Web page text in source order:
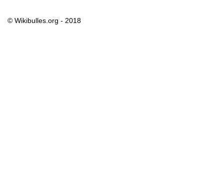
© Wikibulles.org - 2018